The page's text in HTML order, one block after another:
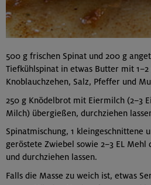
500 g frischen Spinat und 200 g
Tiefkühlspinat in etwas Butter mit 1–2
Knoblauchzehen, Salz, Pfeffer und
250 g Knödelbrot mit Eiermilch (2–3
Milch) übergießen, durchziehen
Spinatmischung, 1 kleingeschnittene
geröstete Zwiebel sowie 2–3 EL Mehl
und durchziehen lassen.
Falls die Masse zu weich ist, etwas